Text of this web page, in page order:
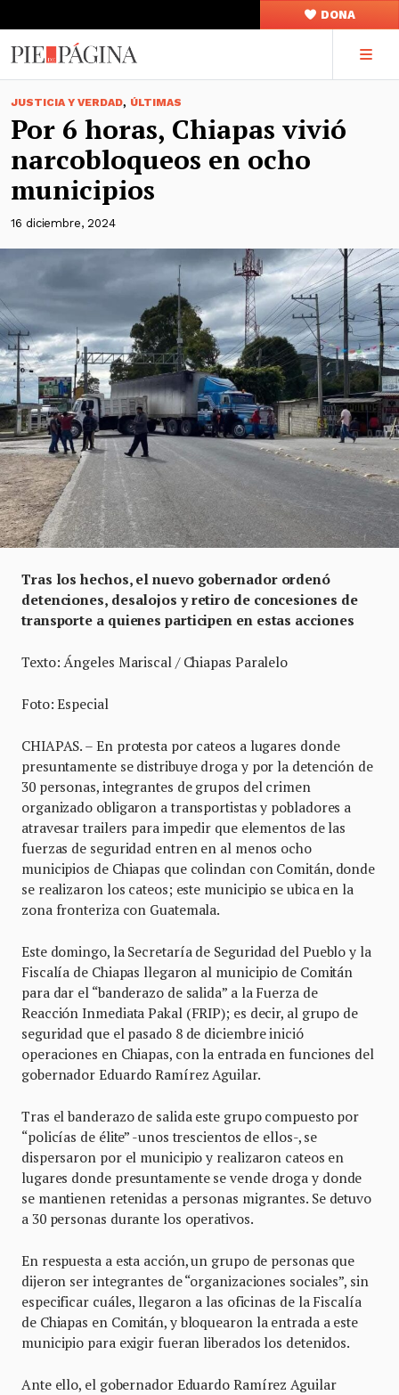
DONA
JUSTICIA Y VERDAD, ÚLTIMAS
Por 6 horas, Chiapas vivió
narcobloqueos en ocho
municipios
16 diciembre, 2024
Tras los hechos, el nuevo gobernador ordenó
detenciones, desalojos y retiro de concesiones de
transporte a quienes participen en estas acciones
Texto: Ángeles Mariscal / Chiapas Paralelo
Foto: Especial
CHIAPAS. – En protesta por cateos a lugares donde
presuntamente se distribuye droga y por la detención de
30 personas, integrantes de grupos del crimen
organizado obligaron a transportistas y pobladores a
atravesar trailers para impedir que elementos de las
fuerzas de seguridad entren en al menos ocho
municipios de Chiapas que colindan con Comitán, donde
se realizaron los cateos; este municipio se ubica en la
zona fronteriza con Guatemala.
Este domingo, la Secretaría de Seguridad del Pueblo y la
Fiscalía de Chiapas llegaron al municipio de Comitán
para dar el “banderazo de salida” a la Fuerza de
Reacción Inmediata Pakal (FRIP); es decir, al grupo de
seguridad que el pasado 8 de diciembre inició
operaciones en Chiapas, con la entrada en funciones del
gobernador Eduardo Ramírez Aguilar.
Tras el banderazo de salida este grupo compuesto por
“policías de élite” -unos trescientos de ellos-, se
dispersaron por el municipio y realizaron cateos en
lugares donde presuntamente se vende droga y donde
se mantienen retenidas a personas migrantes. Se detuvo
a 30 personas durante los operativos.
En respuesta a esta acción, un grupo de personas que
dijeron ser integrantes de “organizaciones sociales”, sin
especificar cuáles, llegaron a las oficinas de la Fiscalía
de Chiapas en Comitán, y bloquearon la entrada a este
municipio para exigir fueran liberados los detenidos.
Ante ello, el gobernador Eduardo Ramírez Aguilar